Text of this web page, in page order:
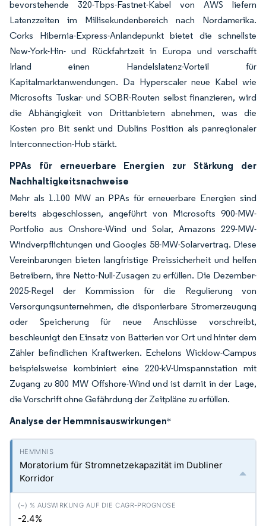
bevorstehende 320-Tbps-Fastnet-Kabel von AWS liefern
Latenzzeiten im Millisekundenbereich nach Nordamerika.
Corks Hibernia-Express-Anlandepunkt bietet die schnellste
New-York-Hin- und Rückfahrtzeit in Europa und verschafft
Irland einen Handelslatenz-Vorteil für
Kapitalmarktanwendungen. Da Hyperscaler neue Kabel wie
Microsofts Tuskar- und SOBR-Routen selbst finanzieren, wird
die Abhängigkeit von Drittanbietern abnehmen, was die
Kosten pro Bit senkt und Dublins Position als panregionaler
Interconnection-Hub stärkt.
PPAs für erneuerbare Energien zur Stärkung der
Nachhaltigkeitsnachweise
Mehr als 1.100 MW an PPAs für erneuerbare Energien sind
bereits abgeschlossen, angeführt von Microsofts 900-MW-
Portfolio aus Onshore-Wind und Solar, Amazons 229-MW-
Windverpflichtungen und Googles 58-MW-Solarvertrag. Diese
Vereinbarungen bieten langfristige Preissicherheit und helfen
Betreibern, ihre Netto-Null-Zusagen zu erfüllen. Die Dezember-
2025-Regel der Kommission für die Regulierung von
Versorgungsunternehmen, die disponierbare Stromerzeugung
oder Speicherung für neue Anschlüsse vorschreibt,
beschleunigt den Einsatz von Batterien vor Ort und hinter dem
Zähler befindlichen Kraftwerken. Echelons Wicklow-Campus
beispielsweise kombiniert eine 220-kV-Umspannstation mit
Zugang zu 800 MW Offshore-Wind und ist damit in der Lage,
die Vorschrift ohne Gefährdung der Zeitpläne zu erfüllen.
Analyse der Hemmnisauswirkungen*
Moratorium für Stromnetzekapazität im Dubliner
Korridor
-2.4%